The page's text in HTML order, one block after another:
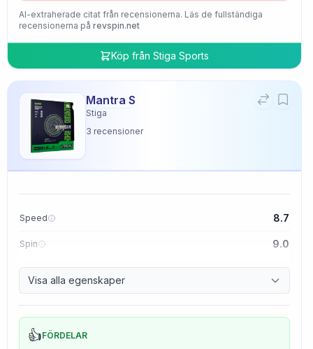
AI-extraherade citat från recensionerna. Läs de fullständiga
recensionerna på revspin.net
Köp från Stiga Sports
Mantra S
Stiga
3 recensioner
Speed 8.7
Spin 9.0
Control 9.1
Tackiness 3.3
Visa alla egenskaper
👍FÖRDELAR